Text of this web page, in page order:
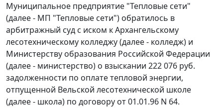
Муниципальное предприятие "Тепловые сети"
(далее - МП "Тепловые сети") обратилось в
арбитражный суд с иском к Архангельскому
лесотехническому колледжу (далее - колледж) и
Министерству образования Российской Федерации
(далее - министерство) о взыскании 222 076 руб.
задолженности по оплате тепловой энергии,
отпущенной Вельской лесотехнической школе
(далее - школа) по договору от 01.01.96 N 64.